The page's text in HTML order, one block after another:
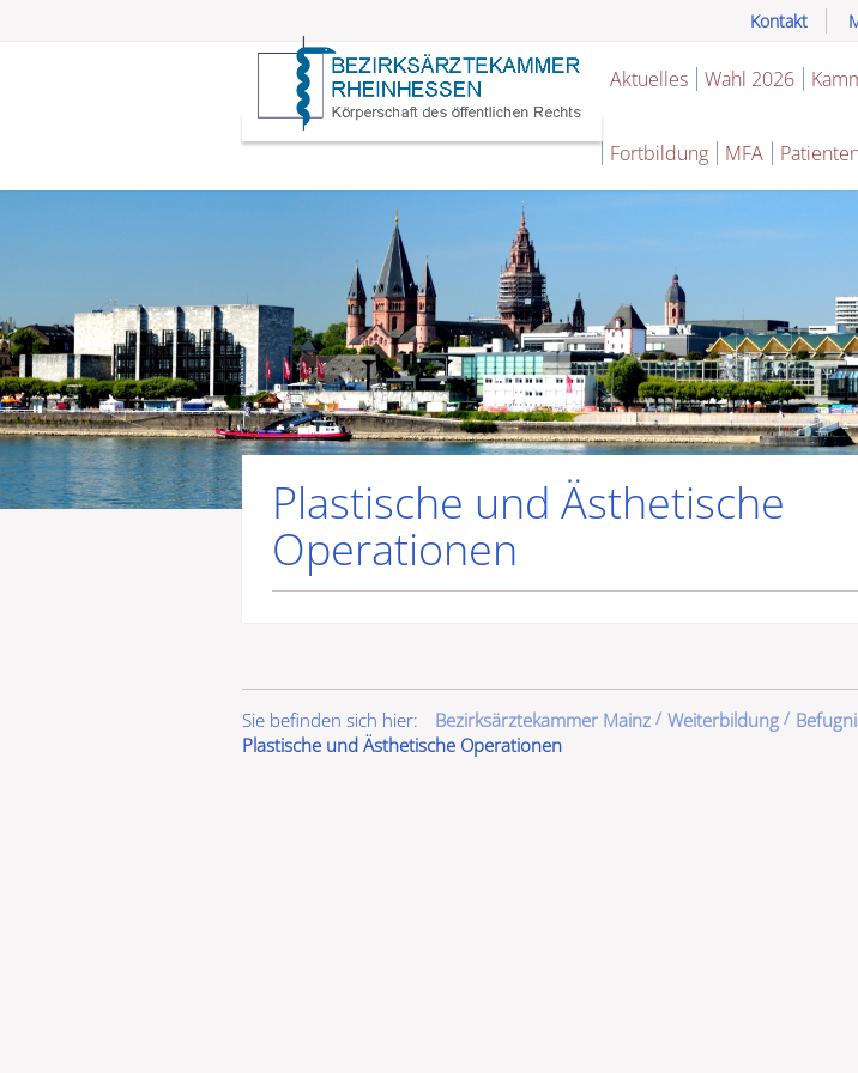
Kontakt
Aktuelles Wahl 2026
Fortbildung MFA Patienten
Plastische und Ästhetische
Operationen
Sie befinden sich hier: Bezirksärztekammer Mainz Weiterbildung
Plastische und Ästhetische Operationen